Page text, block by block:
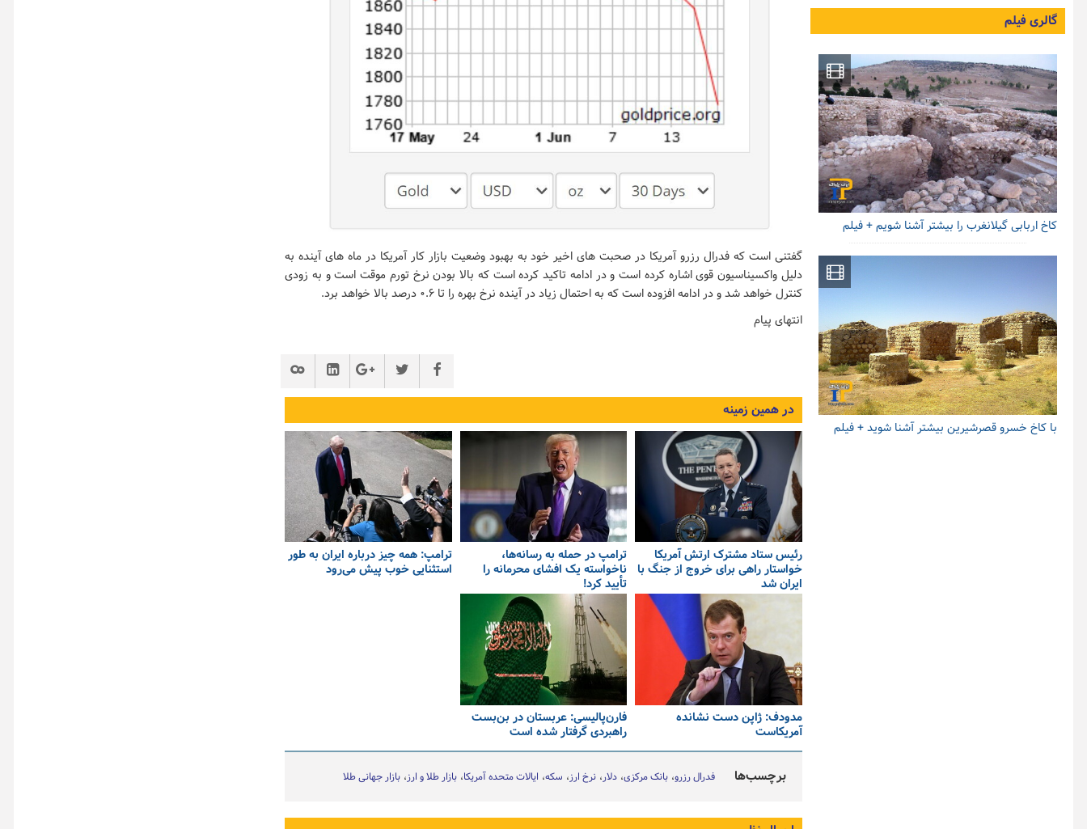
گفتنی است که فدرال رزرو آمریکا در صحبت های اخیر خود به بهبود وضعیت بازار کار آمریکا در ماه های آینده به
دلیل واکسیناسیون قوی اشاره کرده است و در ادامه تاکید کرده است که بالا بودن نرخ تورم موقت است و به زودی
کنترل خواهد شد و در ادامه افزوده است که به احتمال زیاد در آینده نرخ بهره را تا ۰.۶ درصد بالا خواهد برد.
انتهای پیام
در همین زمینه
رئیس ستاد مشترک ارتش آمریکا
خواستار راهی برای خروج از جنگ با
ایران شد
ترامپ در حمله‌ به رسانه‌ها،
ناخواسته یک افشای محرمانه را
تأیید کرد!
ترامپ: همه چیز درباره ایران به طور
استثنایی خوب پیش می‌رود
مدودف: ژاپن دست نشانده
آمریکاست
فارن‌پالیسی: عربستان در بن‌بست
راهبردی گرفتار شده است
برچسب‌ها فدرال رزرو بانک مرکزی دلار نرخ ارز سکه ایالات متحده آمریکا بازار طلا و ارز بازار جهانی طلا
گالری فیلم
کاخ اربابی گیلانغرب را بیشتر آشنا شویم + فیلم
با کاخ خسرو قصرشیرین بیشتر آشنا شوید + فیلم